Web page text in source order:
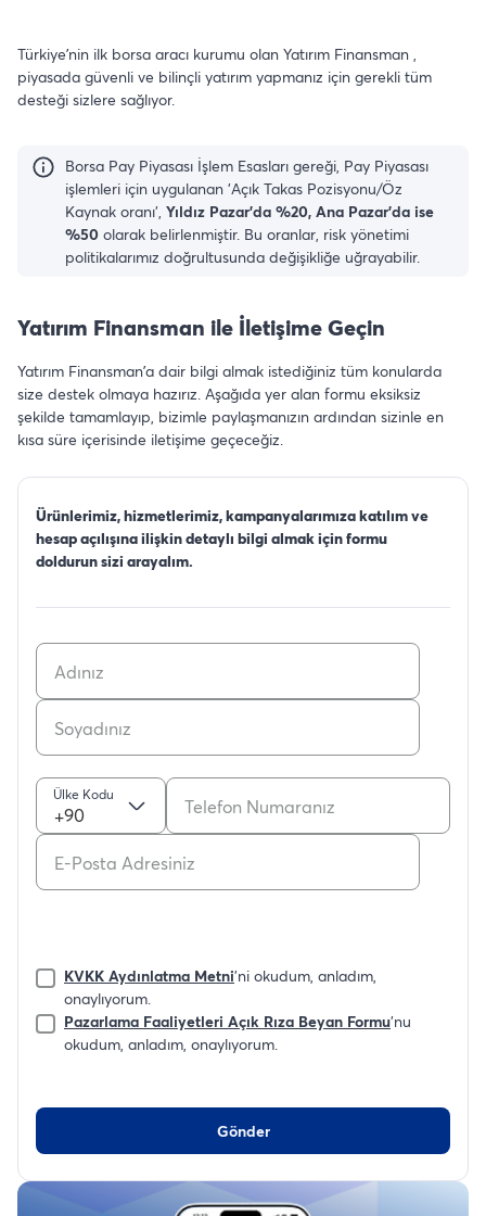
Türkiye’nin ilk borsa aracı kurumu olan Yatırım Finansman ,
piyasada güvenli ve bilinçli yatırım yapmanız için gerekli tüm
desteği sizlere sağlıyor.
Borsa Pay Piyasası İşlem Esasları gereği, Pay Piyasası
işlemleri için uygulanan 'Açık Takas Pozisyonu/Öz
Kaynak oranı', Yıldız Pazar'da %20, Ana Pazar'da ise
%50 olarak belirlenmiştir. Bu oranlar, risk yönetimi
politikalarımız doğrultusunda değişikliğe uğrayabilir.
Yatırım Finansman ile İletişime Geçin
Yatırım Finansman’a dair bilgi almak istediğiniz tüm konularda
size destek olmaya hazırız. Aşağıda yer alan formu eksiksiz
şekilde tamamlayıp, bizimle paylaşmanızın ardından sizinle en
kısa süre içerisinde iletişime geçeceğiz.
Ürünlerimiz, hizmetlerimiz, kampanyalarımıza katılım ve
hesap açılışına ilişkin detaylı bilgi almak için formu
doldurun sizi arayalım.
Ülke Kodu
+90
KVKK Aydınlatma Metni'ni okudum, anladım,
onaylıyorum.
Pazarlama Faaliyetleri Açık Rıza Beyan Formu'nu
okudum, anladım, onaylıyorum.
Gönder